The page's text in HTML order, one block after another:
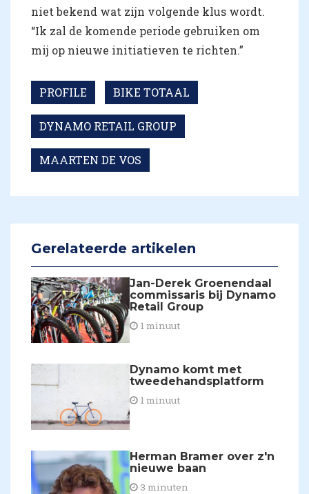
niet bekend wat zijn volgende klus wordt.
“Ik zal de komende periode gebruiken om
mij op nieuwe initiatieven te richten.”
PROFILE BIKE TOTAAL
DYNAMO RETAIL GROUP
MAARTEN DE VOS
Gerelateerde artikelen
Jan-Derek Groenendaal
commissaris bij Dynamo
Retail Group
1 minuut
Dynamo komt met
tweedehandsplatform
1 minuut
Herman Bramer over z'n
nieuwe baan
3 minuten